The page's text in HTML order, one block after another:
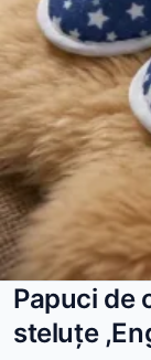
Papuci de
steluțe